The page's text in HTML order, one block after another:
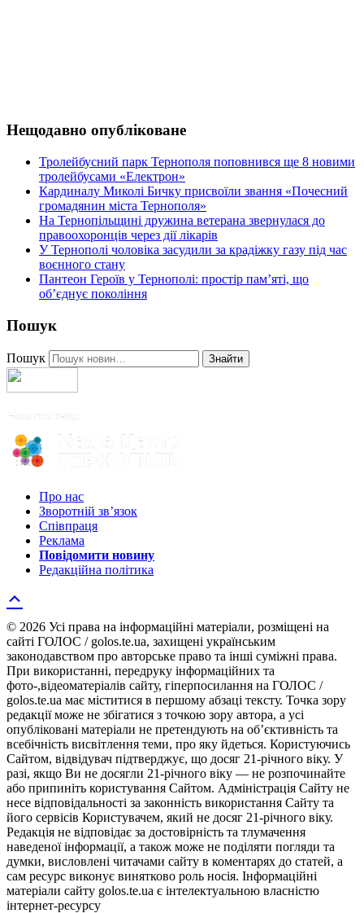
Нещодавно опубліковане
Тролейбусний парк Тернополя поповнився ще 8 новими
тролейбусами «Електрон»
Кардиналу Миколі Бичку присвоїли звання «Почесний
громадянин міста Тернополя»
На Тернопільщині дружина ветерана звернулася до
правоохоронців через дії лікарів
У Тернополі чоловіка засудили за крадіжку газу під час
воєнного стану
Пантеон Героїв у Тернополі: простір пам’яті, що
об’єднує покоління
Пошук
Пошук Знайти
Про нас
Зворотній зв’язок
Співпраця
Реклама
Повідомити новину
Редакційна політика
© 2026 Усі права на інформаційні матеріали, розміщені на
сайті ГОЛОС / golos.te.ua, захищені українським
законодавством про авторське право та інші суміжні права.
При використанні, передруку інформаційних та
фото-,відеоматеріалів сайту, гіперпосилання на ГОЛОС /
golos.te.ua має міститися в першому абзаці тексту. Точка зору
редакції може не збігатися з точкою зору автора, а усі
опубліковані матеріали не претендують на об’єктивність та
всебічність висвітлення теми, про яку йдеться. Користуючись
Сайтом, відвідувач підтверджує, що досяг 21-річного віку. У
разі, якщо Ви не досягли 21-річного віку — не розпочинайте
або припиніть користування Сайтом. Адміністрація Сайту не
несе відповідальності за законність використання Сайту та
його сервісів Користувачем, який не досяг 21-річного віку.
Редакція не відповідає за достовірність та тлумачення
наведеної інформації, а також може не поділяти погляди та
думки, висловлені читачами сайту в коментарях до статей, а
сам ресурс виконує винятково роль носія. Інформаційні
матеріали сайту golos.te.ua є інтелектуальною власністю
інтернет-ресурсу